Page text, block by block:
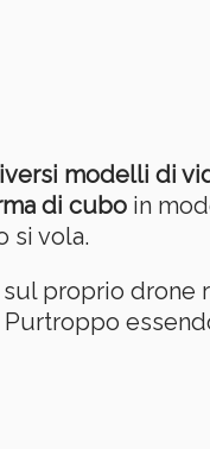
modelli di
di cubo in
si vola.
sul proprio drone